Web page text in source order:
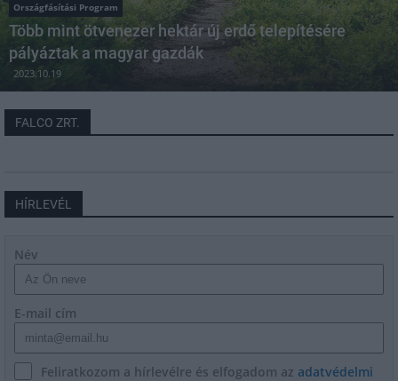
Országfásítási Program
Több mint ötvenezer hektár új erdő telepítésére
pályáztak a magyar gazdák
2023.10.19
FALCO ZRT.
HÍRLEVÉL
Név
E-mail cím
Feliratkozom a hírlevélre és elfogadom az adatvédelmi